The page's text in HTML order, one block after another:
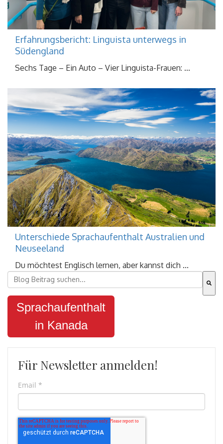
Erfahrungsbericht: Linguista unterwegs in
Südengland
Sechs Tage – Ein Auto – Vier Linguista-Frauen: ...
Unterschiede Sprachaufenthalt Australien und
Neuseeland
Du möchtest Englisch lernen, aber kannst dich ...
Dies ist ein Suchfeld mit einer automatischen
Es gibt keine Vorschläge, da das Suchfeld leer ist.
Sprachaufenthalt
in Kanada
Für Newsletter anmelden!
Email *